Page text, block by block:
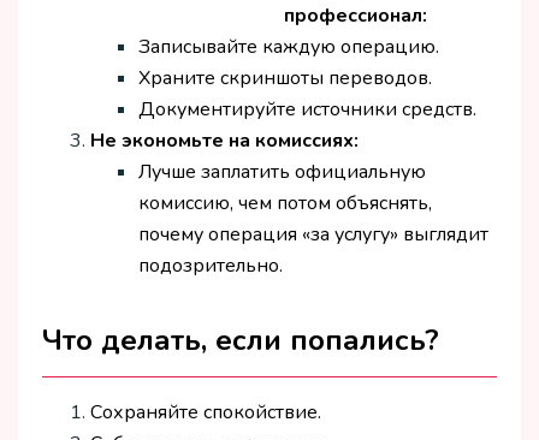
профессионал:
Записывайте каждую операцию.
Храните скриншоты переводов.
Документируйте источники средств.
Не экономьте на комиссиях:
Лучше заплатить официальную
комиссию, чем потом объяснять,
почему операция «за услугу» выглядит
подозрительно.
Что делать, если попались?
Сохраняйте спокойствие.